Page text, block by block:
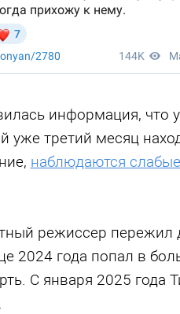
информация, что
уже третий месяц
наблюдаются
режиссер пережил
2024 года попал в
С января 2025 года
.